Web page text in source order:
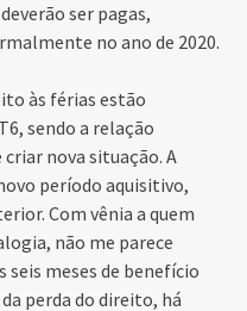
ser pagas,
no ano de 2020.
às férias estão
sendo a relação
criar nova situação. A
período aquisitivo,
Com vênia a quem
não me parece
seis meses de benefício
perda do direito, há